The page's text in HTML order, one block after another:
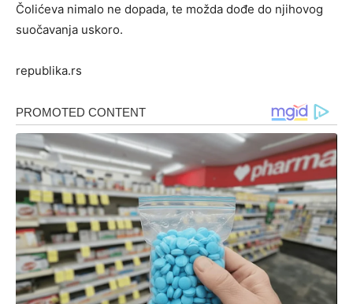
Čolićeva nimalo ne dopada, te možda dođe do njihovog
suočavanja uskoro.
republika.rs